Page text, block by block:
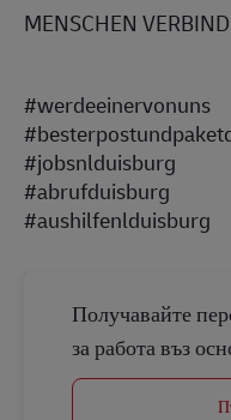
MENSCHEN
#werdeeinervonuns
#jobsnlduisburg
#abrufduisburg
#aushilfenlduisburg
Получавайте
за работа въз